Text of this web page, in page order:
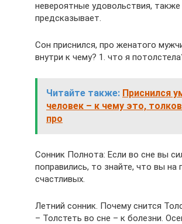
невероятные удовольствия,
предсказывает.
Сон приснился, про женатого
внутри к чему? 1. что я
Читайте также: Приснился
человек – к чему это,
про
Сонник Полнота: Если во сне вы
поправились, то знайте, что вы на
счастливых.
Летний сонник. Почему снится
– Толстеть во сне – к болезни.